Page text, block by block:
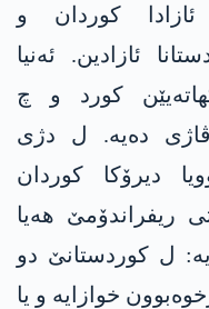
ئازادا کوردان و
ئازادین. ئەنیا
کورد و چ
دەیە. ل دژی
دیرۆکا کوردان
ریفراندۆمێ ھەیا
ل کوردستانێ دو
خوازایە و یا